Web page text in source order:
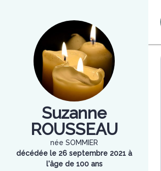
Suzanne
ROUSSEAU
née SOMMIER
décédée le 26 septembre 2021 à
l'âge de 100 ans